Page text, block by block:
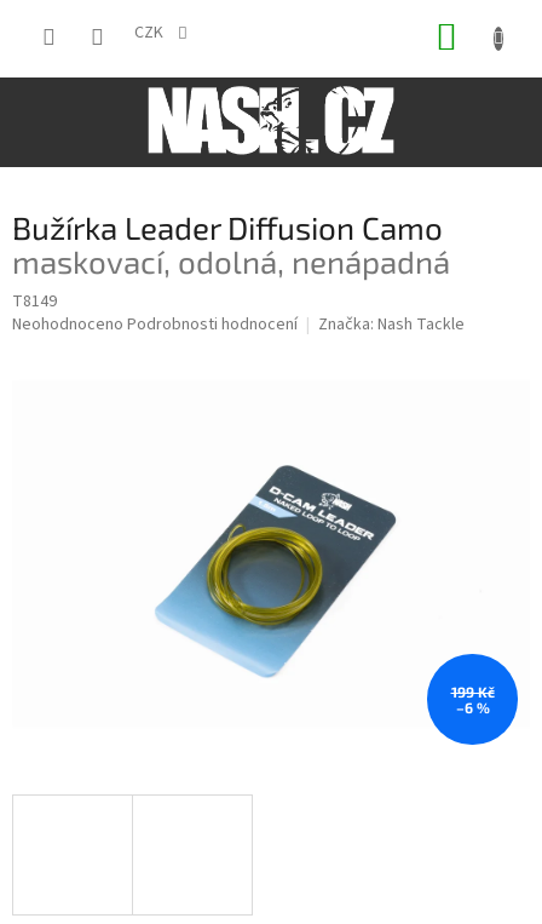
CZK
Bužírka Leader Diffusion Camo
maskovací, odolná, nenápadná
T8149
Průměrné
Neohodnoceno Podrobnosti hodnocení Značka: Nash Tackle
199 Kč
–6 %